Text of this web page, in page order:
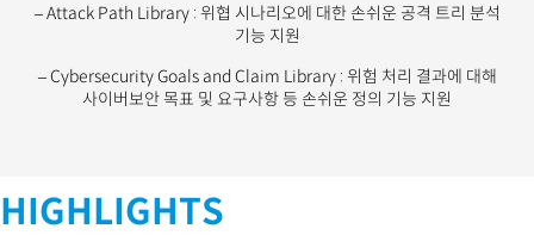
– Attack Path Library : 위협 시나리오에 대한 손쉬운 공격 트리 분석
기능 지원
– Cybersecurity Goals and Claim Library : 위험 처리 결과에 대해
사이버보안 목표 및 요구사항 등 손쉬운 정의 기능 지원
HIGHLIGHTS